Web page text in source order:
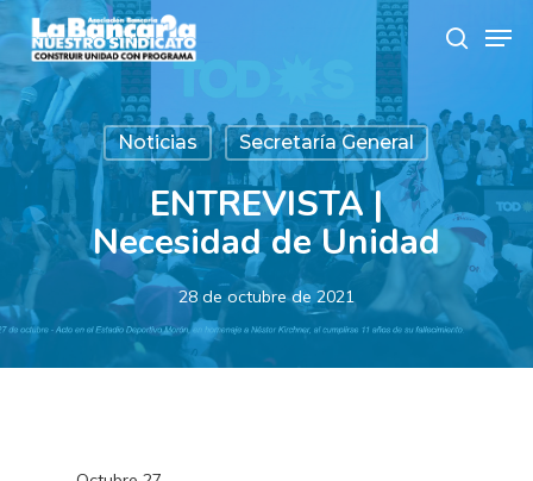
to
main
content
search
Noticias Secretaría General
ENTREVISTA |
Necesidad de Unidad
28 de octubre de 2021